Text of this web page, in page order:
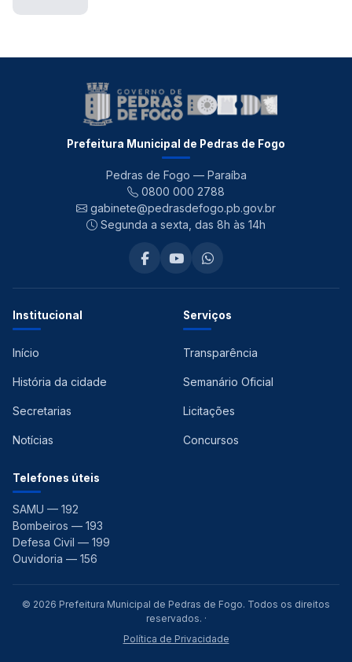
Prefeitura Municipal de Pedras de Fogo
Pedras de Fogo — Paraíba
0800 000 2788
gabinete@pedrasdefogo.pb.gov.br
Segunda a sexta, das 8h às 14h
Institucional
Início
História da cidade
Secretarias
Notícias
Serviços
Transparência
Semanário Oficial
Licitações
Concursos
Telefones úteis
SAMU — 192
Bombeiros — 193
Defesa Civil — 199
Ouvidoria — 156
© 2026 Prefeitura Municipal de Pedras de Fogo. Todos os direitos
reservados. ·
Política de Privacidade